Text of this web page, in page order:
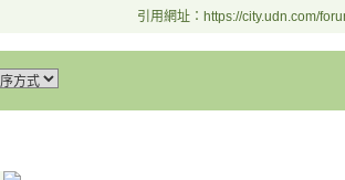
引用網址：https://city.udn.com/